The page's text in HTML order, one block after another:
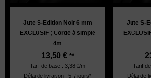
Jute S-Edition Noir 6 mm
EXCLUSIF ; Corde à simple
4m
13,50 € **
Tarif de base : 3,38 €/m
Délai de livraison : 5-7 jours*
Jute S-
Tarif
Délai de